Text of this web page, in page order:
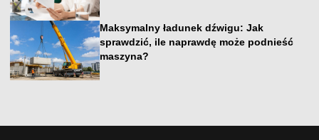
Maksymalny ładunek dźwigu: Jak
sprawdzić, ile naprawdę może podnieść
maszyna?